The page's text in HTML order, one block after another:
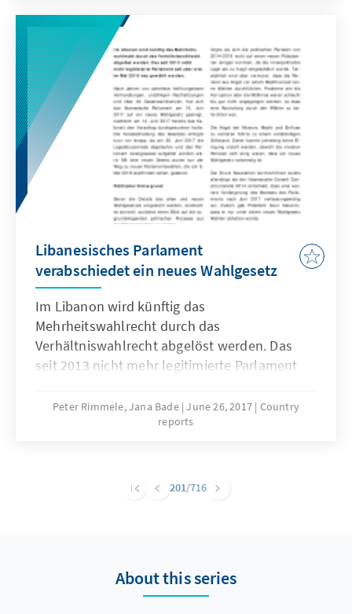
more than 1,000 citizens over 18 years. The
respondents have also been asked about
their confidence in international institutions
and countries. The EU enjoys higher trust
than Russia.
Libanesisches Parlament
verabschiedet ein neues Wahlgesetz
Im Libanon wird künftig das
Mehrheitswahlrecht durch das
Verhältniswahlrecht abgelöst werden. Das
seit 2013 nicht mehr legitimierte Parlament
werden.
Peter Rimmele, Jana Bade June 26, 2017 Country
reports
201/716
About this series